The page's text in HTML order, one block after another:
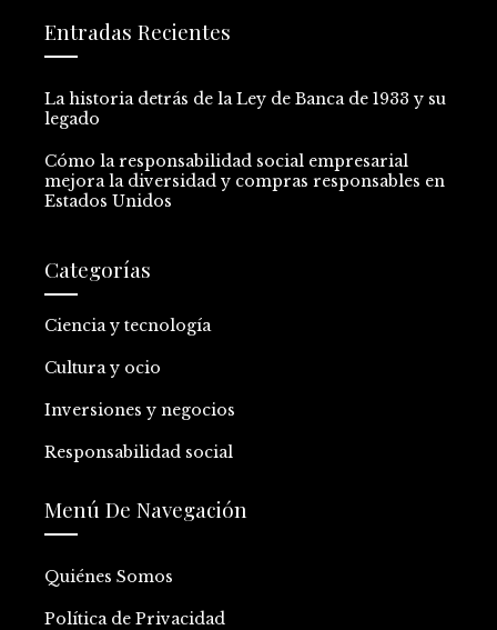
Entradas Recientes
La historia detrás de la Ley de Banca de 1933 y su
legado
Cómo la responsabilidad social empresarial
mejora la diversidad y compras responsables en
Estados Unidos
Categorías
Ciencia y tecnología
Cultura y ocio
Inversiones y negocios
Responsabilidad social
Menú De Navegación
Quiénes Somos
Política de Privacidad